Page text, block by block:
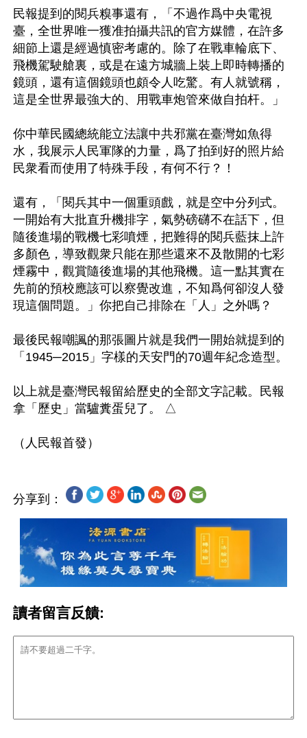
民報提到的閱兵糗事還有，「不過作爲中央電視
臺，全世界唯一獲准拍攝共訊的官方媒體，在許多
細節上還是經過慎密考慮的。除了在戰車輪底下、
飛機駕駛艙裏，或是在遠方城牆上裝上即時轉播的
鏡頭，還有這個鏡頭也頗令人吃驚。有人就號稱，
這是全世界最強大的、用戰車炮管來做自拍杆。」
你中華民國總統能立法讓中共邪黨在臺灣如魚得
水，我展示人民軍隊的力量，爲了拍到好的照片給
民衆看而使用了特殊手段，有何不行？！
還有，「閱兵其中一個重頭戲，就是空中分列式。
一開始有大批直升機排字，氣勢磅礴不在話下，但
隨後進場的戰機七彩噴煙，把難得的閱兵藍抹上許
多顏色，導致觀衆只能在那些還來不及散開的七彩
煙霧中，觀賞隨後進場的其他飛機。這一點其實在
先前的預校應該可以察覺改進，不知爲何卻沒人發
現這個問題。」你把自己排除在「人」之外嗎？
最後民報嘲諷的那張圖片就是我們一開始就提到的
「1945─2015」字樣的天安門的70週年紀念造型。
以上就是臺灣民報留給歷史的全部文字記載。民報
拿「歷史」當驢糞蛋兒了。 △
分享到：
讀者留言反饋: